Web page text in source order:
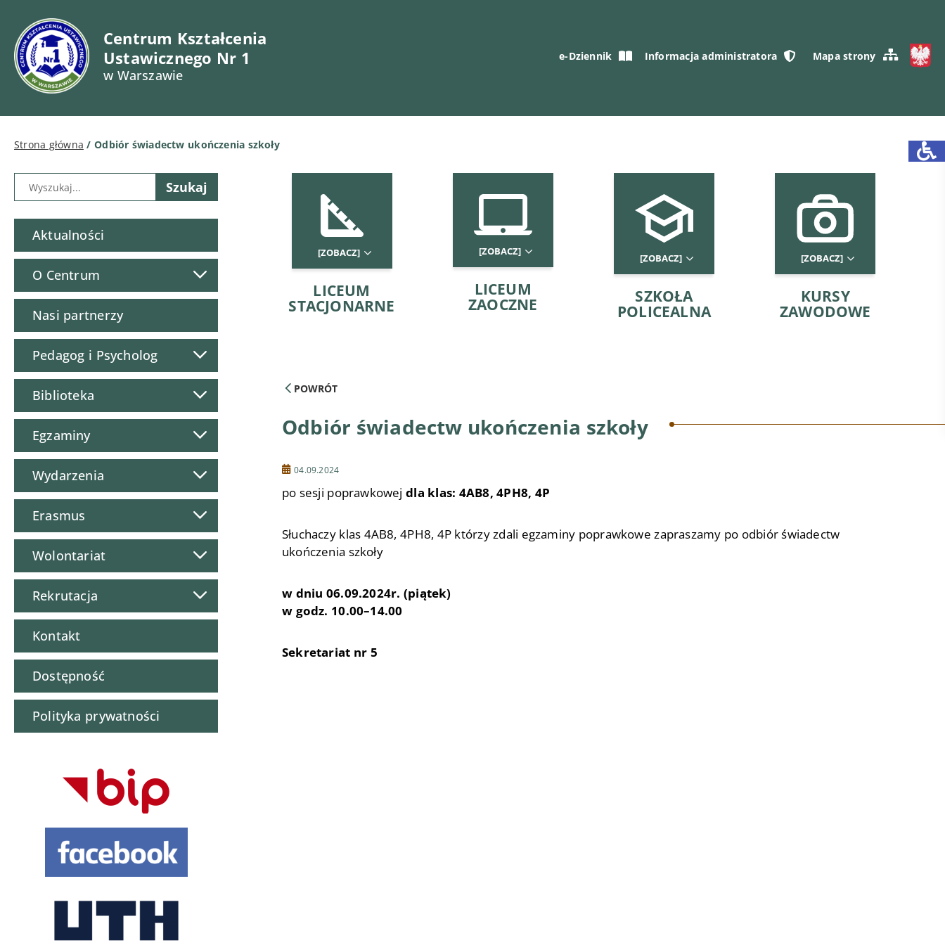
Centrum Kształcenia
Ustawicznego Nr 1
w Warszawie
e-Dziennik Informacja administratora Mapa strony
Strona główna /Odbiór świadectw ukończenia szkoły
Aktualności
O Centrum
Nasi partnerzy
Pedagog i Psycholog
Biblioteka
Egzaminy
Wydarzenia
Erasmus
Wolontariat
Rekrutacja
Kontakt
Dostępność
Polityka prywatności
[ZOBACZ]
LICEUM
STACJONARNE
[ZOBACZ]
LICEUM
ZAOCZNE
[ZOBACZ]
SZKOŁA
POLICEALNA
[ZOBACZ]
KURSY
ZAWODOWE
POWRÓT
Odbiór świadectw ukończenia szkoły
04.09.2024
po sesji poprawkowejdla klas: 4AB8, 4PH8, 4P
Słuchaczy klas 4AB8, 4PH8, 4P którzy zdali egzaminy poprawkowe zapraszamy po odbiór świadectw
ukończenia szkoły
w dniu 06.09.2024r. (piątek)
w godz. 10.00–14.00
Sekretariat nr 5